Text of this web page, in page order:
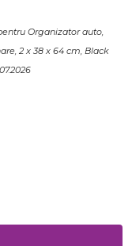
Organizator auto,
2 x 38 x 64 cm, Black